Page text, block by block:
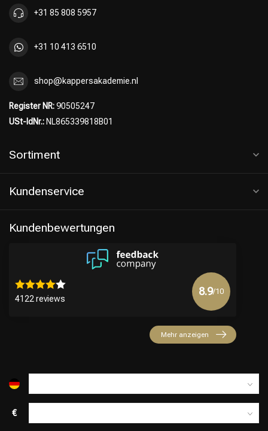
+31 85 808 5957
+31 10 413 6510
shop@kappersakademie.nl
Register NR:90505247
USt-IdNr.: NL865339818B01
Sortiment
Kundenservice
Kundenbewertungen
4122 reviews
8.9/10
Mehr anzeigen
€